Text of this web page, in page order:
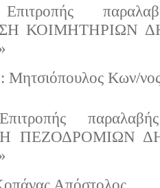
Επιτροπής
ΚΟΙΜΗΤΗΡΙΩΝ
Κων/
ΠΕΖΟΔΡΟΜΙΩΝ